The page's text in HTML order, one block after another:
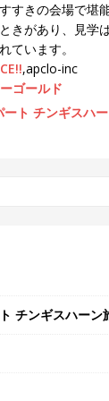
すきの会場で堪
きがあり、見学
ています。
,apclo-inc
ゴールド
ト チンギスハ
チンギスハーン